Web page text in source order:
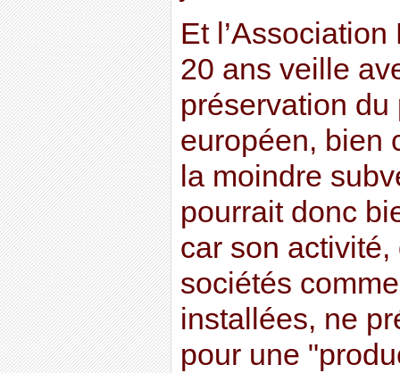
Et
20 ans veille
préservation
européen, bien
la moindre
pourrait donc
car son activité,
sociétés
installées, ne
pour une